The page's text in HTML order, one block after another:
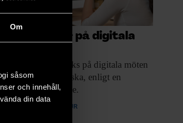
Om
såsom
och innehåll,
din data
Färre idéer på digitala
Kreativiteten sänks på digitala möten
jämfört med fysiska, enligt en
amerikansk studie.
SAMHÄLLE & KULTUR